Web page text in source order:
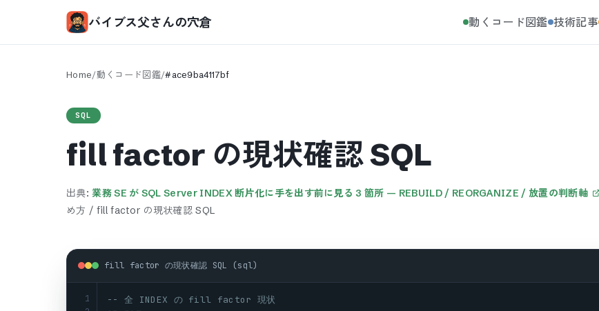
バイブス父さんの穴倉 動くコード図鑑 技術記事
Home/動くコード図鑑/#ace9ba4117bf
SQL
fill factor の現状確認 SQL
出典: 業務 SE が SQL Server INDEX 断片化に手を出す前に見る 3 箇所 — REBUILD / REORGANIZE / 放置の判断軸
め方 / fill factor の現状確認 SQL
fill factor の現状確認 SQL (sql)
1
-- 全 INDEX の fill factor 現状